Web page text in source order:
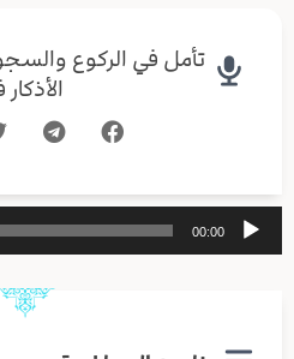
تأمل في الركوع
مشغل
الصوت
00:00